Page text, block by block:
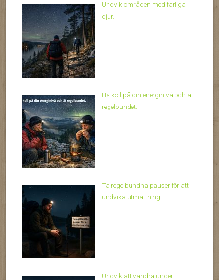
Undvik områden med farliga
djur.
Ha koll på din energinivå och ät
regelbundet.
Ta regelbundna pauser för att
undvika utmattning.
Undvik att vandra under